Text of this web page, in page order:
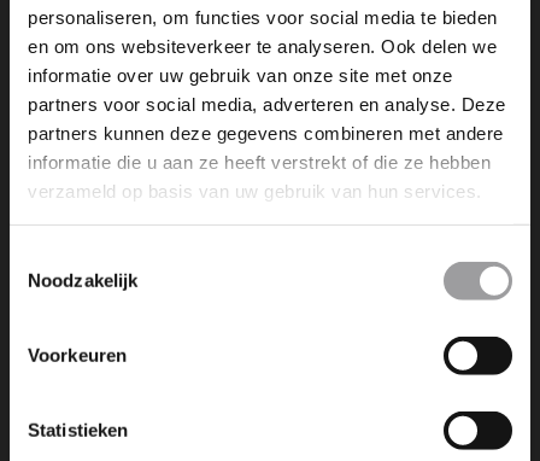
personaliseren, om functies voor social media te bieden
en om ons websiteverkeer te analyseren. Ook delen we
informatie over uw gebruik van onze site met onze
partners voor social media, adverteren en analyse. Deze
partners kunnen deze gegevens combineren met andere
informatie die u aan ze heeft verstrekt of die ze hebben
verzameld op basis van uw gebruik van hun services.
Noodzakelijk
Voorkeuren
Statistieken
NEXT POST
AANTAL MINUTEN EXPERIENCE (FERRARI)
(PROMOTIE)
Dromen is leuk, maar dromen
leuker. Wij maken die dromen